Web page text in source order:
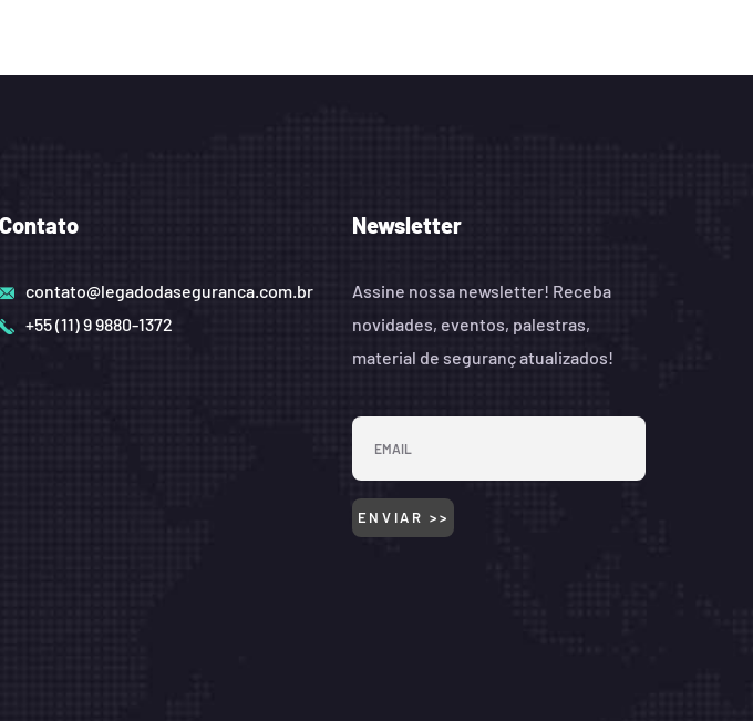
Contato
contato@legadodaseguranca.com.br
+55 (11) 9 9880-1372
Newsletter
Assine nossa newsletter! Receba
novidades, eventos, palestras,
material de seguranç atualizados!